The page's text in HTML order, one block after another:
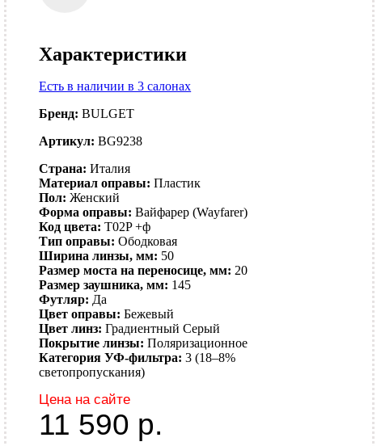
Характеристики
Есть в наличии в 3 салонах
Бренд:BULGET
Артикул: BG9238
Страна: Италия
Материал оправы: Пластик
Пол: Женский
Форма оправы: Вайфарер (Wayfarer)
Код цвета: T02P +ф
Тип оправы: Ободковая
Ширина линзы, мм: 50
Размер моста на переносице, мм: 20
Размер заушника, мм: 145
Футляр: Да
Цвет оправы: Бежевый
Цвет линз: Градиентный Серый
Покрытие линзы: Поляризационное
Категория УФ-фильтра: 3 (18–8%
светопропускания)
Цена на сайте
11 590 р.